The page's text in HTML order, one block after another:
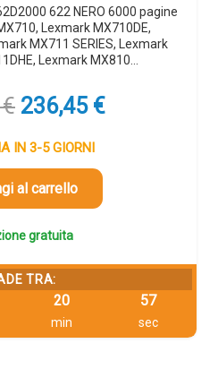
622 NERO 6000 pagine
Lexmark MX710DE,
MX711 SERIES, Lexmark
Lexmark MX810…
€ Il
originale
era:
248,89 €.
236,45 €Il
IN 3-5 GIORNI
al carrello
gratuita
TRA:
20
min
57
sec